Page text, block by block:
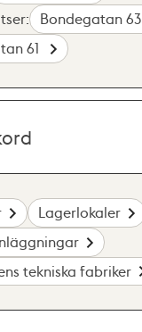
Bondegatan 63
61
Lagerlokaler
tekniska fabriker